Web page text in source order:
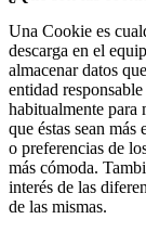
Una Cookie es
descarga en el
almacenar datos
entidad
habitualmente para
que éstas sean
o preferencias de
más cómoda.
interés de las
de las mismas.